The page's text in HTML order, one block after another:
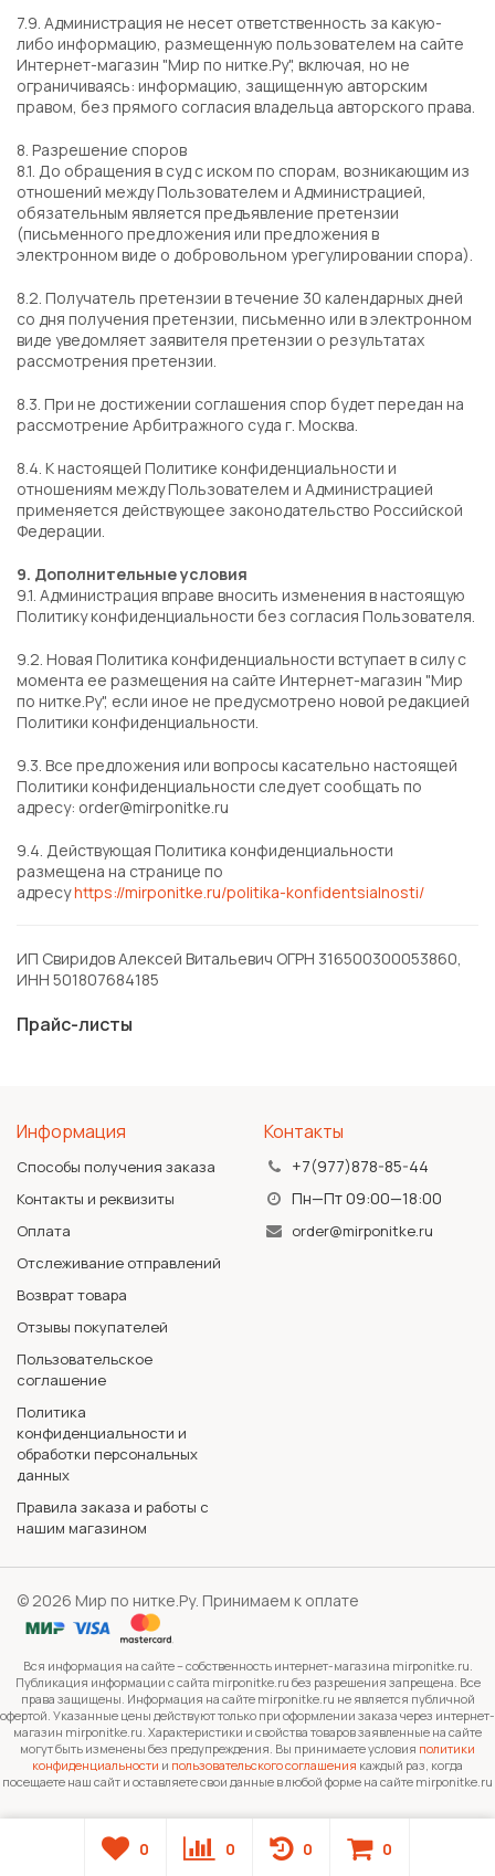
7.9. Администрация не несет ответственность за какую-
либо информацию, размещенную пользователем на сайте
Интернет-магазин "Мир по нитке.Ру", включая, но не
ограничиваясь: информацию, защищенную авторским
правом, без прямого согласия владельца авторского права.
8. Разрешение споров
8.1. До обращения в суд с иском по спорам, возникающим из
отношений между Пользователем и Администрацией,
обязательным является предъявление претензии
(письменного предложения или предложения в
электронном виде о добровольном урегулировании спора).
8.2. Получатель претензии в течение 30 календарных дней
со дня получения претензии, письменно или в электронном
виде уведомляет заявителя претензии о результатах
рассмотрения претензии.
8.3. При не достижении соглашения спор будет передан на
рассмотрение Арбитражного суда г. Москва.
8.4. К настоящей Политике конфиденциальности и
отношениям между Пользователем и Администрацией
применяется действующее законодательство Российской
Федерации.
9. Дополнительные условия
9.1. Администрация вправе вносить изменения в настоящую
Политику конфиденциальности без согласия Пользователя.
9.2. Новая Политика конфиденциальности вступает в силу с
момента ее размещения на сайте Интернет-магазин "Мир
по нитке.Ру", если иное не предусмотрено новой редакцией
Политики конфиденциальности.
9.3. Все предложения или вопросы касательно настоящей
Политики конфиденциальности следует сообщать по
адресу: order@mirponitke.ru
9.4. Действующая Политика конфиденциальности
размещена на странице по
адресуhttps://mirponitke.ru/politika-konfidentsialnosti/
ИП Свиридов Алексей Витальевич ОГРН 316500300053860,
ИНН 501807684185
Прайс-листы
Информация
Способы получения заказа
Контакты и реквизиты
Оплата
Отслеживание отправлений
Возврат товара
Отзывы покупателей
Пользовательское
соглашение
Политика
конфиденциальности и
обработки персональных
данных
Правила заказа и работы с
нашим магазином
Контакты
+7(977)878-85-44
Пн—Пт 09:00—18:00
order@mirponitke.ru
© 2026 Мир по нитке.Ру. Принимаем к оплате
Вся информация на сайте – собственность интернет-магазина mirponitke.ru.
Публикация информации с сайта mirponitke.ru без разрешения запрещена. Все
права защищены. Информация на сайте mirponitke.ru не является публичной
офертой. Указанные цены действуют только при оформлении заказа через интернет-
магазин mirponitke.ru. Характеристики и свойства товаров заявленные на сайте
могут быть изменены без предупреждения. Вы принимаете условия политики
конфиденциальности и пользовательского соглашения каждый раз, когда
посещаете наш сайт и оставляете свои данные в любой форме на сайте mirponitke.ru
0 0 0 0